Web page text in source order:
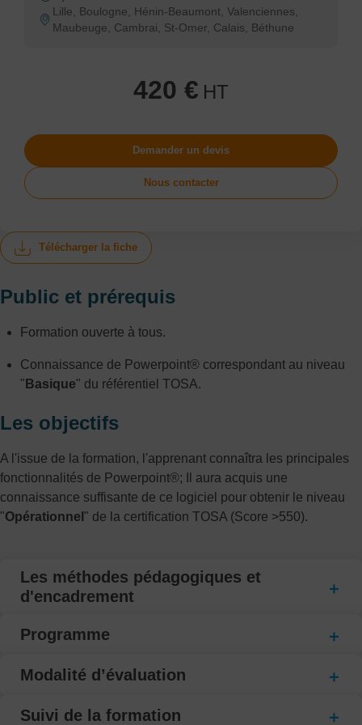
Télécharger la fiche
Public et prérequis
Formation ouverte à tous.
Connaissance de Powerpoint® correspondant au niveau
" Basique" du référentiel TOSA.
Les objectifs
A l'issue de la formation, l'apprenant connaîtra les principales
fonctionnalités de Powerpoint®; Il aura acquis une
connaissance suffisante de ce logiciel pour obtenir le niveau
"Opérationnel " de la certification TOSA (Score >550).
Les méthodes pédagogiques et
d'encadrement
Programme
Modalité d’évaluation
Suivi de la formation
Lille, Boulogne, Hénin-Beaumont, Valenciennes,
Maubeuge, Cambrai, St-Omer, Calais, Béthune
420 € HT
Demander un devis
Nous contacter